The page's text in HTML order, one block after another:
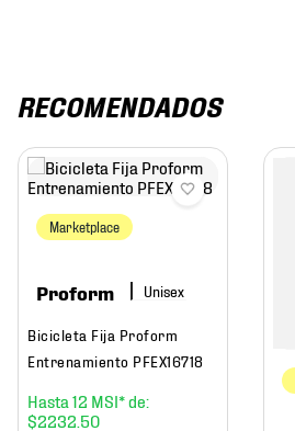
RECOMENDADOS
Marketplace
Proform
Bicicleta Fija Proform
Entrenamiento PFEX16718
12
$2232 50